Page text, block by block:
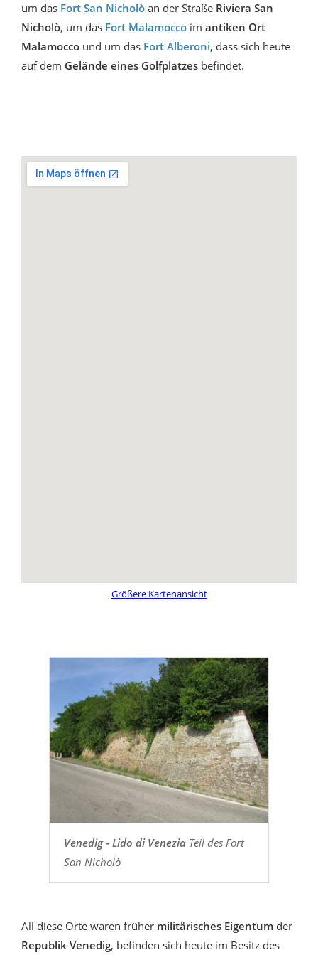
um das Fort San Nicholò an der Straße Riviera San
Nicholò, um das Fort Malamocco im antiken Ort
Malamocco und um das Fort Alberoni, dass sich heute
auf dem Gelände eines Golfplatzes befindet.
Größere Kartenansicht
Venedig - Lido di VeneziaTeil des Fort
San Nicholò
All diese Orte waren früher militärisches Eigentum der
Republik Venedig, befinden sich heute im Besitz des